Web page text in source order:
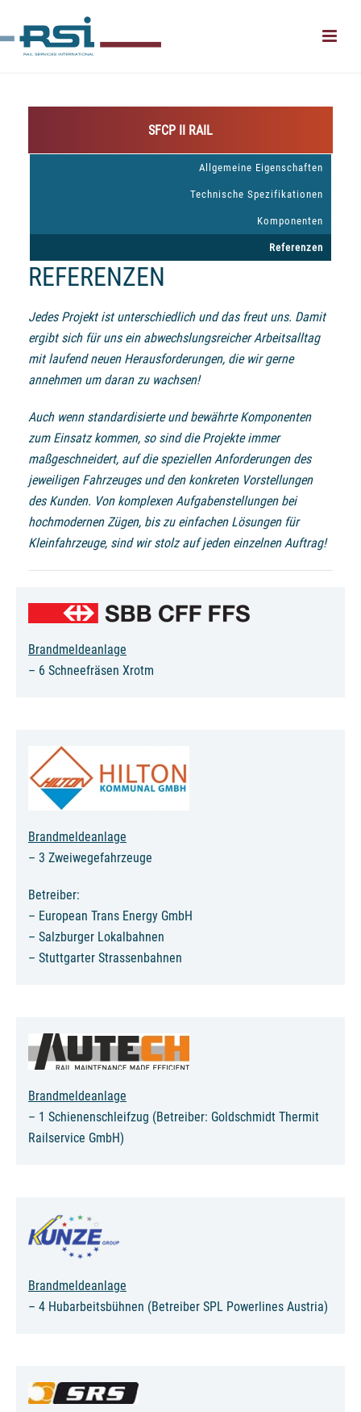
SFCP II RAIL
Allgemeine Eigenschaften
Technische Spezifikationen
Komponenten
Referenzen
REFERENZEN
Jedes Projekt ist unterschiedlich und das freut uns. Damit
ergibt sich für uns ein abwechslungsreicher Arbeitsalltag
mit laufend neuen Herausforderungen, die wir gerne
annehmen um daran zu wachsen!
Auch wenn standardisierte und bewährte Komponenten
zum Einsatz kommen, so sind die Projekte immer
maßgeschneidert, auf die speziellen Anforderungen des
jeweiligen Fahrzeuges und den konkreten Vorstellungen
des Kunden. Von komplexen Aufgabenstellungen bei
hochmodernen Zügen, bis zu einfachen Lösungen für
Kleinfahrzeuge, sind wir stolz auf jeden einzelnen Auftrag!
Brandmeldeanlage
– 6 Schneefräsen Xrotm
Brandmeldeanlage
– 3 Zweiwegefahrzeuge
Betreiber:
– European Trans Energy GmbH
– Salzburger Lokalbahnen
– Stuttgarter Strassenbahnen
Brandmeldeanlage
– 1 Schienenschleifzug (Betreiber: Goldschmidt Thermit
Railservice GmbH)
Brandmeldeanlage
– 4 Hubarbeitsbühnen (Betreiber SPL Powerlines Austria)